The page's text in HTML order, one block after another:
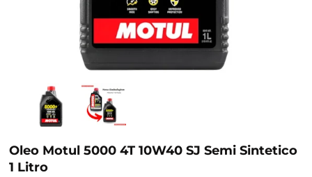
Oleo Motul 5000 4T 10W40 SJ Semi Sintetico
1 Litro